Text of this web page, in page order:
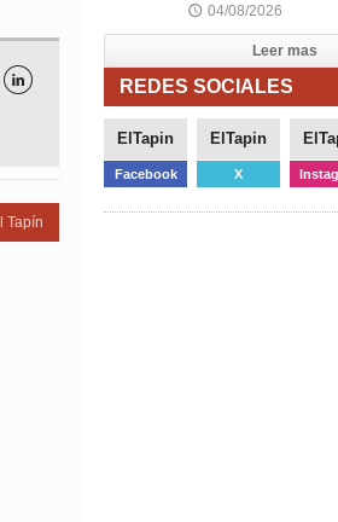

Tapín
🕔 04/08/2026
Leer mas
REDES SOCIALES
ElTapin
Facebook
ElTapin
X